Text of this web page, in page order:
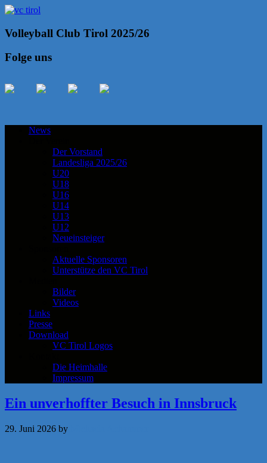
Volleyball Club Tirol 2025/26
Folge uns
News
Der Vorstand
Landesliga 2025/26
U20
U18
U16
U14
U13
U12
Neueinsteiger
Aktuelle Sponsoren
Unterstütze den VC Tirol
Bilder
Videos
Links
Presse
Download
VC Tirol Logos
Die Heimhalle
Impressum
Ein unverhoffter Besuch in Innsbruck
29. Juni 2026 by